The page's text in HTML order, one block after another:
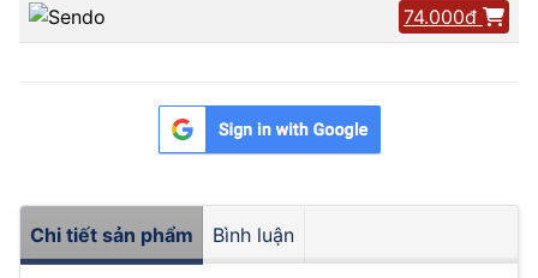
74.000đ
Chi tiết sản phẩm Bình luận